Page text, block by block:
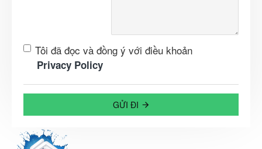
Tôi đã đọc và đồng ý với điều khoản
Privacy Policy
GỬI ĐI